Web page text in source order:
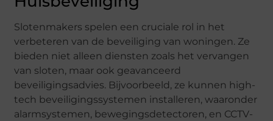
Slotenmakers spelen een cruciale rol in het
verbeteren van de beveiliging van woningen. Ze
bieden niet alleen diensten zoals het vervangen
van sloten, maar ook geavanceerd
beveiligingsadvies. Bijvoorbeeld, ze kunnen high-
tech beveiligingssystemen installeren, waaronder
alarmsystemen, bewegingsdetectoren, en CCTV-